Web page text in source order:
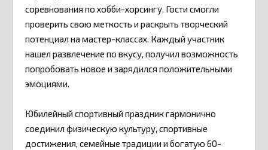
соревнования по хобби-хорсингу. Гости смогли
проверить свою меткость и раскрыть творческий
потенциал на мастер-классах. Каждый участник
нашел развлечение по вкусу, получил возможность
попробовать новое и зарядился положительными
эмоциями.
Юбилейный спортивный праздник гармонично
соединил физическую культуру, спортивные
достижения, семейные традиции и богатую 60-